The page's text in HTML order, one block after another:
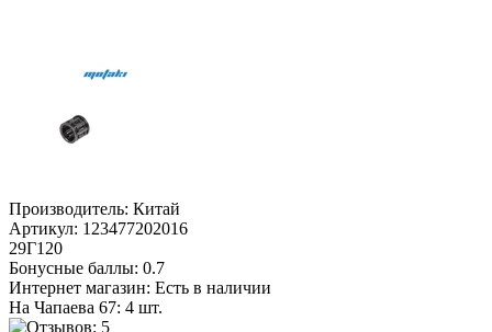
Производитель: Китай
Артикул: 123477202016
29Г120
Бонусные баллы: 0.7
Интернет магазин: Есть в наличии
На Чапаева 67: 4 шт.